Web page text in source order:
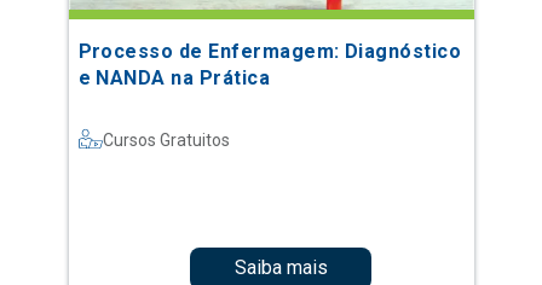
Processo de Enfermagem: Diagnóstico
e NANDA na Prática
Cursos Gratuitos
Saiba mais